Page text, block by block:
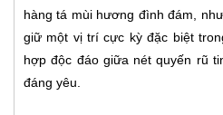
hàng tá mùi hương đình đám,
giữ một vị trí cực kỳ đặc biệt
hợp độc đáo giữa nét quyến rũ
đáng yêu.